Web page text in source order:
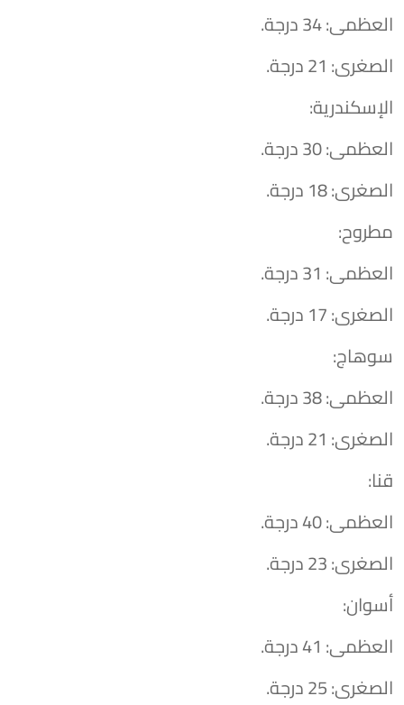
​العظمى: 34 درجة.
​الصغرى: 21 درجة.
​الإسكندرية:
​العظمى: 30 درجة.
​الصغرى: 18 درجة.
​مطروح:
​العظمى: 31 درجة.
​الصغرى: 17 درجة.
​سوهاج:
​العظمى: 38 درجة.
​الصغرى: 21 درجة.
​قنا:
​العظمى: 40 درجة.
​الصغرى: 23 درجة.
​أسوان:
​العظمى: 41 درجة.
​الصغرى: 25 درجة.